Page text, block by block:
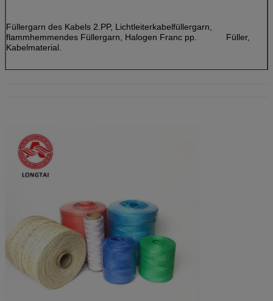
Füllergarn des Kabels 2.PP, Lichtleiterkabelfüllergarn,
flammhemmendes Füllergarn, Halogen Franc pp. Füller,
Kabelmaterial.
Garn 5.Aramid, Polyester-Garn, Nylongarn und andere spezielle
Faser.